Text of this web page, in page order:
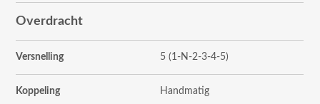
Overdracht
Versnelling 5 (1-N-2-3-4-5)
Koppeling Handmatig